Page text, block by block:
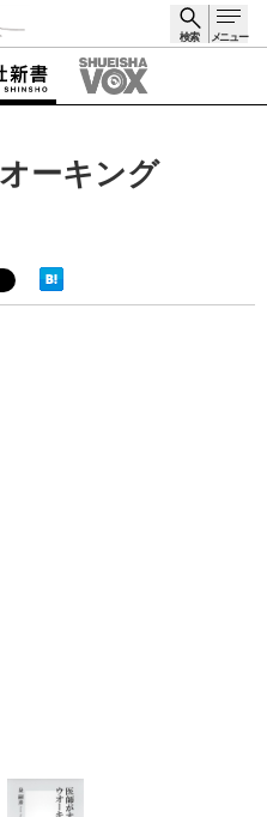
検索 メニュー
ーキング